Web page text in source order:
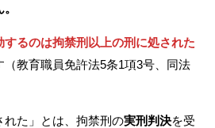
するのは拘禁刑以上の刑に処された
教育職員免許法5条1項3号、同法
れた」とは、拘禁刑の実刑判決を受